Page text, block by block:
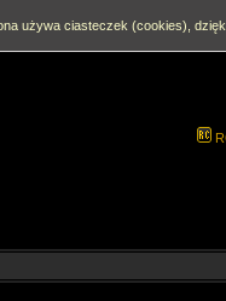
używa ciasteczek (cookies),